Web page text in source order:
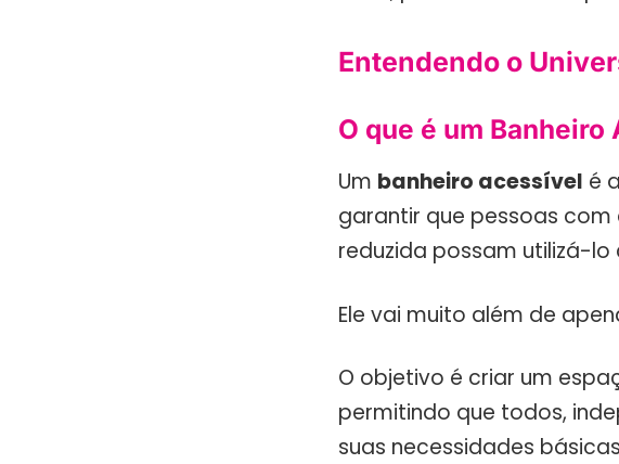
Entendendo o
O que é um Banheiro
Um banheiro acessível é
garantir que pessoas
reduzida possam utilizá-
Ele vai muito além de
O objetivo é criar um
permitindo que todos,
suas necessidades